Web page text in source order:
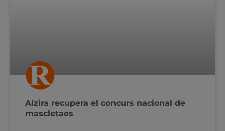
Alzira recupera el concurs nacional de
mascletaes